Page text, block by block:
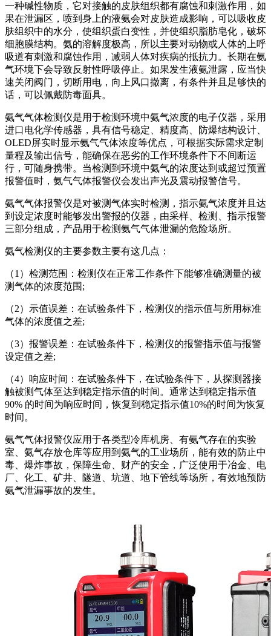
一种碱性物质，它对接触的皮肤组织都有腐蚀和刺激作用，如
果在泄漏区，喷到身上的液氨会对皮肤造成影响，可以吸收皮
肤组织中的水分，使组织蛋白变性，并使组织脂肪皂化，破坏
细胞膜结构。氨的溶解度极高，所以主要对动物或人体的上呼
吸道有刺激和腐蚀作用，减弱人体对疾病的抵抗力。长期在氨
气环境下会导致反射性呼吸停止。如果发生液氨泄露，应当快
速关闭阀门，切断用电，向上风口撤离，有条件并且足够快的
话，可以佩戴防毒面具。
氨气气体检测仪是用于检测环境中氨气浓度的电子仪器，采用
进口电化学传感器，具有信号稳定、精度高、防爆结构设计、
OLED屏实时显示氨气气体浓度等优点，可根据实际需求定制
量程及输出信号，能确保在恶劣的工作环境条件下不间断运
行，可随身携带。当检测到环境中氨气的浓度达到或超过预置
报警值时，氨气气体报警仪会发出声光及震动报警信号。
氨气气体报警仪是对被测气体实时检测，指示氨气浓度并且达
到设定浓度时能够发出警报的仪器，由采样、检测、指示报警
三部分组成，产品用于检测氨气气体泄漏的危险场所。
氨气检测仪的主要参数主要有这几点：
（1）检测范围：检测仪在正常工作条件下能够准确测量的被
测气体的浓度范围;
（2）示值误差：在试验条件下，检测仪的指示值与所用标准
气体的浓度值之差;
（3）报警误差：在试验条件下，检测仪的报警指示值与报警
设定值之差;
（4）响应时间：在试验条件下，在试验条件下，从探测器接
触被测气体至达到稳定指示值的时间。通常达到稳定指示值
90% 的时间为响应时间，恢复到稳定指示值10%的时间为恢复
时间。
氨气气体报警仪应用于各类型冷库机房、有氨气存在的实验
室、氨气存放仓库等应用到氨气的工业场所，能有效的防止中
毒、爆炸事故，保障生命、财产的安全，广泛使用于冶金、电
厂、化工、矿井、隧道、坑道、地下管线等场所，有效地预防
氨气泄漏事故的发生。